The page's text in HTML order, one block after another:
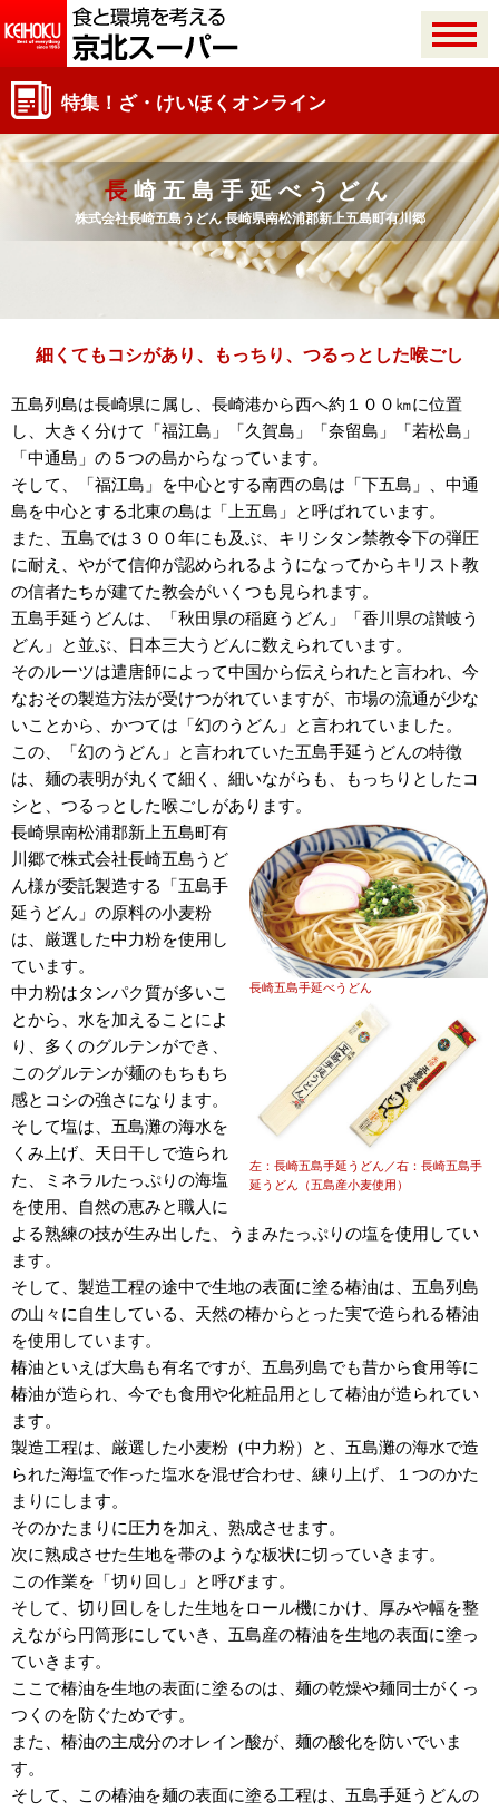
特集！ざ・けいほくオンライン
長崎五島手延べうどん
株式会社長崎五島うどん 長崎県南松浦郡新上五島町有川郷
細くてもコシがあり、もっちり、つるっとした喉ごし
五島列島は長崎県に属し、長崎港から西へ約１００㎞に位置
し、大きく分けて「福江島」「久賀島」「奈留島」「若松島」
「中通島」の５つの島からなっています。
そして、「福江島」を中心とする南西の島は「下五島」、中通
島を中心とする北東の島は「上五島」と呼ばれています。
また、五島では３００年にも及ぶ、キリシタン禁教令下の弾圧
に耐え、やがて信仰が認められるようになってからキリスト教
の信者たちが建てた教会がいくつも見られます。
五島手延うどんは、「秋田県の稲庭うどん」「香川県の讃岐う
どん」と並ぶ、日本三大うどんに数えられています。
そのルーツは遣唐師によって中国から伝えられたと言われ、今
なおその製造方法が受けつがれていますが、市場の流通が少な
いことから、かつては「幻のうどん」と言われていました。
この、「幻のうどん」と言われていた五島手延うどんの特徴
は、麺の表明が丸くて細く、細いながらも、もっちりとしたコ
シと、つるっとした喉ごしがあります。
長崎五島手延べうどん
左：長崎五島手延うどん／右：長崎五島手
延うどん（五島産小麦使用）
長崎県南松浦郡新上五島町有
川郷で株式会社長崎五島うど
ん様が委託製造する「五島手
延うどん」の原料の小麦粉
は、厳選した中力粉を使用し
ています。
中力粉はタンパク質が多いこ
とから、水を加えることによ
り、多くのグルテンができ、
このグルテンが麺のもちもち
感とコシの強さになります。
そして塩は、五島灘の海水を
くみ上げ、天日干しで造られ
た、ミネラルたっぷりの海塩
を使用、自然の恵みと職人に
よる熟練の技が生み出した、うまみたっぷりの塩を使用してい
ます。
そして、製造工程の途中で生地の表面に塗る椿油は、五島列島
の山々に自生している、天然の椿からとった実で造られる椿油
を使用しています。
椿油といえば大島も有名ですが、五島列島でも昔から食用等に
椿油が造られ、今でも食用や化粧品用として椿油が造られてい
ます。
製造工程は、厳選した小麦粉（中力粉）と、五島灘の海水で造
られた海塩で作った塩水を混ぜ合わせ、練り上げ、１つのかた
まりにします。
そのかたまりに圧力を加え、熟成させます。
次に熟成させた生地を帯のような板状に切っていきます。
この作業を「切り回し」と呼びます。
そして、切り回しをした生地をロール機にかけ、厚みや幅を整
えながら円筒形にしていき、五島産の椿油を生地の表面に塗っ
ていきます。
ここで椿油を生地の表面に塗るのは、麺の乾燥や麺同士がくっ
つくのを防ぐためです。
また、椿油の主成分のオレイン酸が、麺の酸化を防いでいま
す。
そして、この椿油を麺の表面に塗る工程は、五島手延うどんの